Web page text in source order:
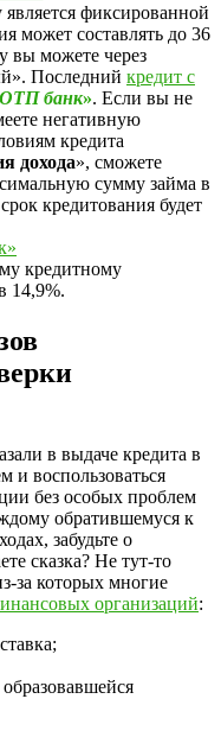
фиксированной
может составлять до 36
вы можете через
Последний кредит с
ОТП банк». Если вы не
негативную
кредита
дохода», сможете
сумму займа в
кредитования будет
кредитному
14,9%.
в выдаче кредита в
и воспользоваться
без особых проблем
обратившемуся к
забудьте о
сказка? Не тут-то
за которых многие
организаций: